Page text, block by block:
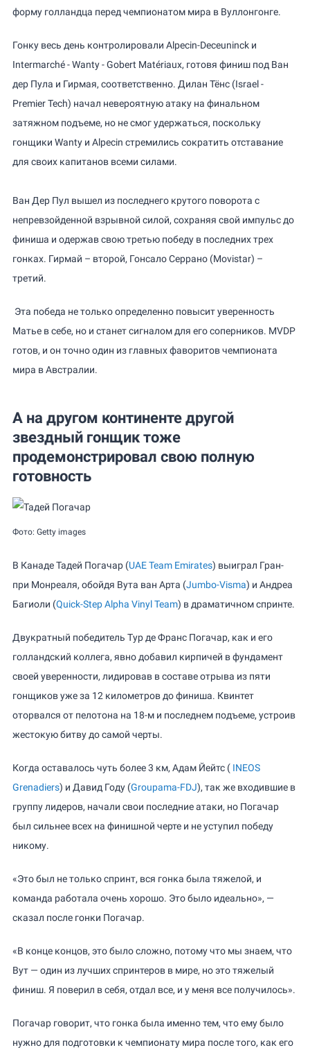
форму голландца перед чемпионатом мира в Вуллонгонге.
Гонку весь день контролировали Alpecin-Deceuninck и
Intermarché - Wanty - Gobert Matériaux, готовя финиш под Ван
дер Пула и Гирмая, соответственно. Дилан Тёнс (Israel -
Premier Tech) начал невероятную атаку на финальном
затяжном подъеме, но не смог удержаться, поскольку
гонщики Wanty и Alpecin стремились сократить отставание
для своих капитанов всеми силами.
Ван Дер Пул вышел из последнего крутого поворота с
непревзойденной взрывной силой, сохраняя свой импульс до
финиша и одержав свою третью победу в последних трех
гонках. Гирмай – второй, Гонсало Серрано (Movistar) –
третий.
Эта победа не только определенно повысит уверенность
Матье в себе, но и станет сигналом для его соперников. MVDP
готов, и он точно один из главных фаворитов чемпионата
мира в Австралии.
А на другом континенте другой
звездный гонщик тоже
продемонстрировал свою полную
готовность
Фото: Getty images
В Канаде Тадей Погачар (UAE Team Emirates) выиграл Гран-
при Монреаля, обойдя Вута ван Арта (Jumbo-Visma) и Андреа
Багиоли (Quick-Step Alpha Vinyl Team) в драматичном спринте.
Двукратный победитель Тур де Франс Погачар, как и его
голландский коллега, явно добавил кирпичей в фундамент
своей уверенности, лидировав в составе отрыва из пяти
гонщиков уже за 12 километров до финиша. Квинтет
оторвался от пелотона на 18-м и последнем подъеме, устроив
жестокую битву до самой черты.
Когда оставалось чуть более 3 км, Адам Йейтс ( INEOS
Grenadiers) и Давид Году (Groupama-FDJ), так же входившие в
группу лидеров, начали свои последние атаки, но Погачар
был сильнее всех на финишной черте и не уступил победу
никому.
«Это был не только спринт, вся гонка была тяжелой, и
команда работала очень хорошо. Это было идеально», —
сказал после гонки Погачар.
«В конце концов, это было сложно, потому что мы знаем, что
Вут — один из лучших спринтеров в мире, но это тяжелый
финиш. Я поверил в себя, отдал все, и у меня все получилось».
Погачар говорит, что гонка была именно тем, что ему было
нужно для подготовки к чемпионату мира после того, как его